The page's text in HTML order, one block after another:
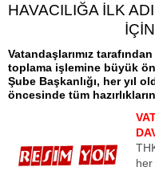
HAVACILIĞA İLK
Vatandaşlarımız
toplama işlemine büyük
Şube Başkanlığı, her yıl
öncesinde tüm
her